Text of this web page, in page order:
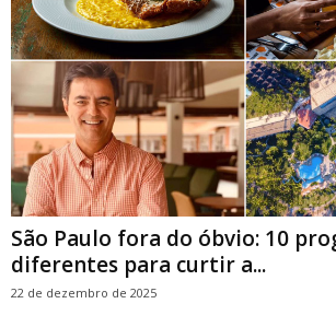
São Paulo fora do óbvio: 10
diferentes para curtir a...
22 de dezembro de 2025